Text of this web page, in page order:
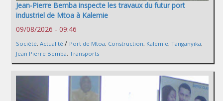
Jean-Pierre Bemba inspecte les travaux du futur port
industriel de Mtoa à Kalemie
09/08/2026 - 09:46
Société, Actualité / Port de Mtoa, Construction, Kalemie, Tanganyika,
Jean Pierre Bemba, Transports